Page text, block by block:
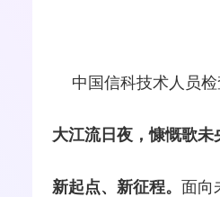
中国信科技术人员
大江流日夜，慷慨歌未
新起点、新征程。面向